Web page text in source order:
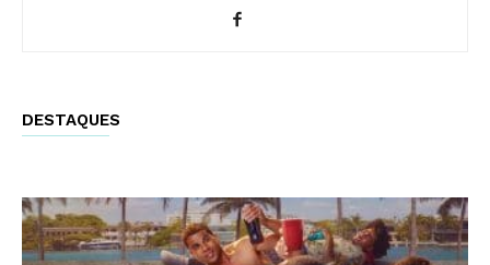
DESTAQUES